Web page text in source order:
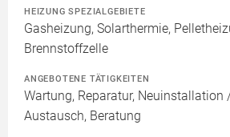
HEIZUNG SPEZIALGEBIETE
Gasheizung, Solarthermie,
Brennstoffzelle
ANGEBOTENE TÄTIGKEITEN
Wartung, Reparatur, Neuinstallation
Austausch, Beratung